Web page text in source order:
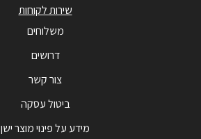
שירות לקוחות
משלוחים
דרושים
צור קשר
ביטול עסקה
מידע על פינוי מוצר ישן